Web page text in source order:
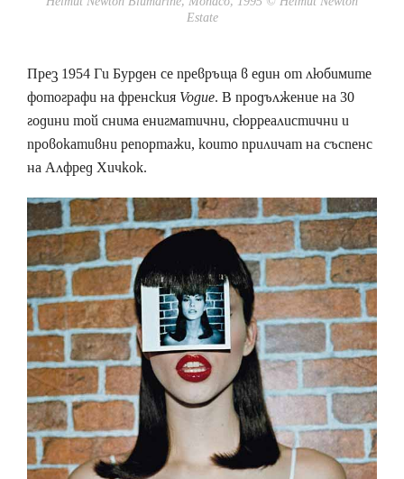
Estate
През 1954 Ги Бурден се превръща в един от любимите
фотографи на френския Vogue. В продължение на 30
години той снима енигматични, сюрреалистични и
провокативни репортажи, които приличат на съспенс
на Алфред Хичкок.